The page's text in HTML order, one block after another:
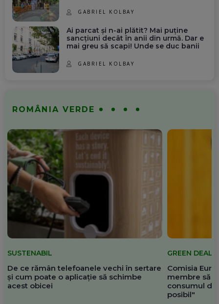
GABRIEL KOLBAY
Ai parcat și n-ai plătit? Mai puține
sancțiuni decât în anii din urmă. Dar e
mai greu să scapi! Unde se duc banii
GABRIEL KOLBAY
ROMÂNIA VERDE
SUSTENABIL
De ce rămân telefoanele vechi în sertare
și cum poate o aplicație să schimbe
acest obicei
GREEN DEAL
Comisia
membre să
consumul de
posibil"